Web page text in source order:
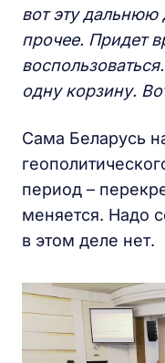
вот эту дальнюю
прочее. Придет
одну корзину.
Сама Беларусь
период –
меняется. Надо
в этом деле нет.